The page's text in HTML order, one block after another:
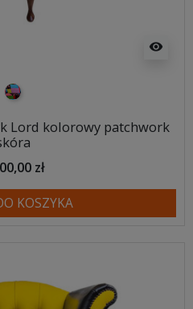
visibility
Patchwork
Lord kolorowy patchwork
zł
KOSZYKA